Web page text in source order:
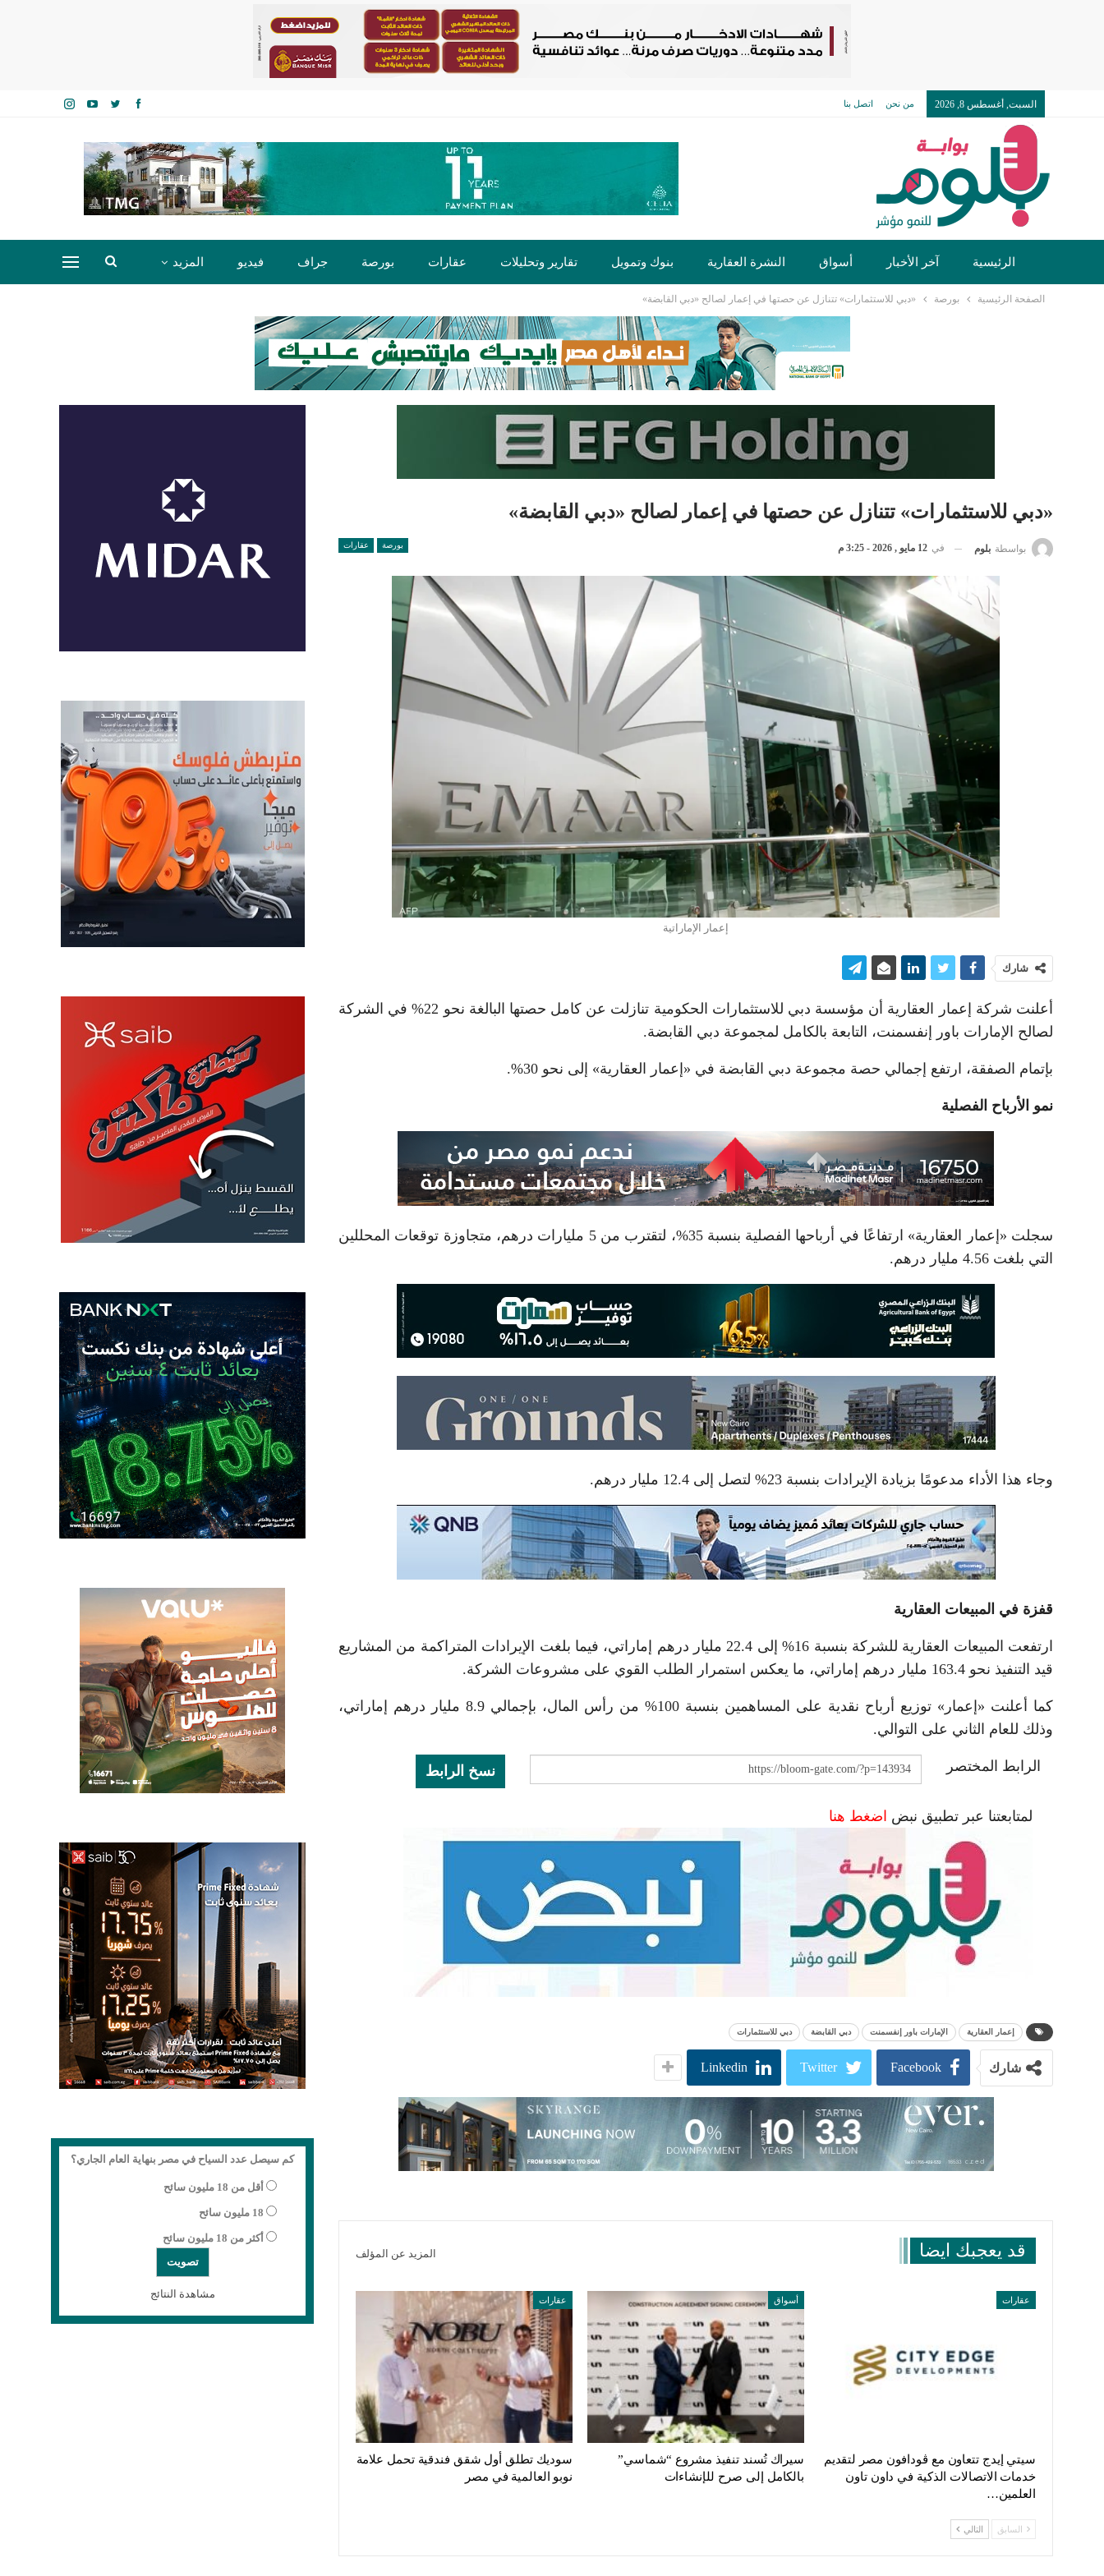
السبت, أغسطس 8, 2026 من نحن اتصل بنا
الرئيسية آخر الأخبار أسواق النشرة العقارية بنوك وتمويل تقارير وتحليلات عقارات بورصة جراف فيديو المزيد
الصفحة الرئيسية بورصة «دبي للاستثمارات» تتنازل عن حصتها في إعمار لصالح «دبي القابضة»
«دبي للاستثمارات» تتنازل عن حصتها في إعمار لصالح «دبي القابضة»
بورصة عقارات بواسطة بلوم في 12 مايو , 2026 - 3:25 م
إعمار الإماراتية
شارك
أعلنت شركة إعمار العقارية أن مؤسسة دبي للاستثمارات الحكومية تنازلت عن كامل حصتها البالغة نحو 22% في الشركة
لصالح الإمارات باور إنفسمنت، التابعة بالكامل لمجموعة دبي القابضة.
بإتمام الصفقة، ارتفع إجمالي حصة مجموعة دبي القابضة في «إعمار العقارية» إلى نحو 30%.
نمو الأرباح الفصلية
سجلت «إعمار العقارية» ارتفاعًا في أرباحها الفصلية بنسبة 35%، لتقترب من 5 مليارات درهم، متجاوزة توقعات المحللين
التي بلغت 4.56 مليار درهم.
وجاء هذا الأداء مدعومًا بزيادة الإيرادات بنسبة 23% لتصل إلى 12.4 مليار درهم.
قفزة في المبيعات العقارية
ارتفعت المبيعات العقارية للشركة بنسبة 16% إلى 22.4 مليار درهم إماراتي، فيما بلغت الإيرادات المتراكمة من المشاريع
قيد التنفيذ نحو 163.4 مليار درهم إماراتي، ما يعكس استمرار الطلب القوي على مشروعات الشركة.
كما أعلنت «إعمار» توزيع أرباح نقدية على المساهمين بنسبة 100% من رأس المال، بإجمالي 8.9 مليار درهم إماراتي،
وذلك للعام الثاني على التوالي.
الرابط المختصر نسخ الرابط
لمتابعتنا عبر تطبيق نبض اضغط هنا
إعمار العقارية الإمارات باور إنفسمنت دبي القابضة دبي للاستثمارات
شارك Facebook
Twitter
Linkedin
قد يعجبك ايضا المزيد عن المؤلف
عقارات
سيتي إيدج تتعاون مع ڤودافون مصر لتقديم
خدمات الاتصالات الذكية في داون تاون
العلمين…
أسواق
سيراك تُسند تنفيذ مشروع “شماسي”
بالكامل إلى صرح للإنشاءات
عقارات
سوديك تطلق أول شقق فندقية تحمل علامة
نوبو العالمية في مصر
السابق التالي
كم سيصل عدد السياح في مصر بنهاية العام الجاري؟
أقل من 18 مليون سائح
18 مليون سائح
أكثر من 18 مليون سائح
مشاهدة النتائج